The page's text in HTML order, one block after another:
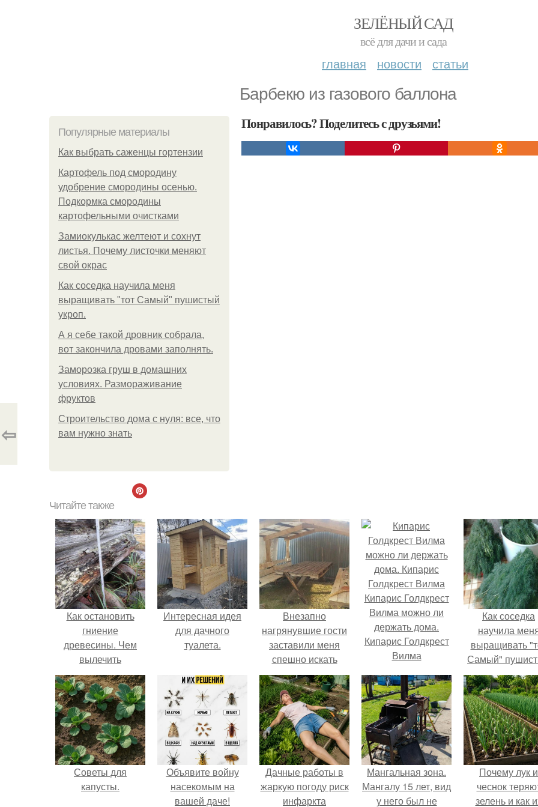
ЗЕЛЁНЫЙ САД
всё для дачи и сада
главная новости статьи
Барбекю из газового баллона
Популярные материалы
Как выбрать саженцы гортензии
Картофель под смородину
удобрение смородины осенью.
Подкормка смородины
картофельными очистками
Замиокулькас желтеют и сохнут
листья. Почему листочки меняют
свой окрас
Как соседка научила меня
выращивать "тот Самый" пушистый
укроп.
А я себе такой дровник собрала,
вот закончила дровами заполнять.
Заморозка груш в домашних
условиях. Размораживание
фруктов
Строительство дома с нуля: все, что
вам нужно знать
Понравилось? Поделитесь с друзьями!
⇦
Читайте также
Как остановить
гниение
древесины. Чем
вылечить
древесину от
гнили?
Рекомендации
эксперта
Интересная идея
для дачного
туалета.
Внезапно
нагрянувшие гости
заставили меня
спешно искать
решение, так как на
обстоятельный
ремонт времени
катастрофически не
хватало.
Кипарис Голдкрест
Вилма можно ли
держать дома.
Кипарис Голдкрест
Вилма
Как соседка
научила
выращивать
Самый"
укроп.
Советы для
капусты.
Объявите войну
насекомым на
вашей даче!
Дачные работы в
жаркую погоду риск
инфаркта
Мангальная зона.
Мангалу 15 лет, вид
у него был не
Почему лук и
чеснок
зелень и как